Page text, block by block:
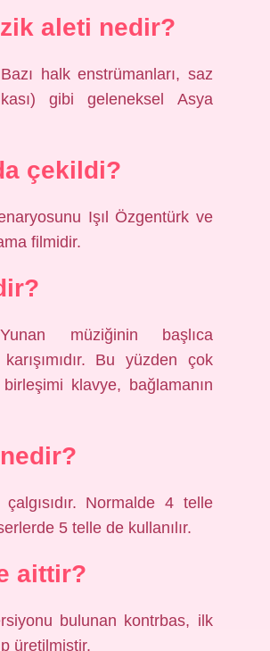
aleti nedir?
halk enstrümanları, saz
gibi geleneksel Asya
çekildi?
Işıl Özgentürk ve
filmidir.
müziğinin başlıca
Bu yüzden çok
klavye, bağlamanın
Normalde 4 telle
5 telle de kullanılır.
aittir?
bulunan kontrbas, ilk
üretilmiştir.